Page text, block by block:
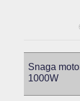
Snaga
1000W